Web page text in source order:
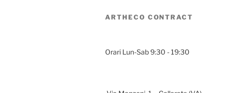
ARTHECO CONTRACT
Orari Lun-Sab 9:30 - 19:30